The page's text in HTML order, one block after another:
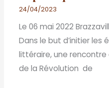
24/04/2023
Le 06 mai 2022
Dans le but d’initier les
littéraire, une
de la Révolution de